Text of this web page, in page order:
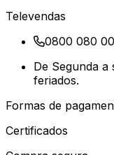
Televendas
0800 080
De Segunda a
feriados.
Formas de
Certificados